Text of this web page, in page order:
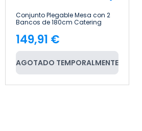
Conjunto Plegable Mesa con 2
Bancos de 180cm Catering
Precio
149,91 €
AGOTADO TEMPORALMENTE